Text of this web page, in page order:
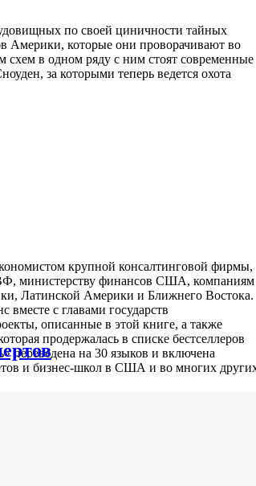
по своей циничности тайных
Америки, которые они проворачивают во
в одном ряду с ним стоят современные
за которыми теперь ведется охота
крупной консалтинговой фирмы,
министерству финансов США, компаниям
Латинской Америки и Ближнего Востока.
с главами государств
описанные в этой книге, а также
продержалась в списке бестселлеров
переведена на 30 языков и включена
и бизнес-школ в США и во многих